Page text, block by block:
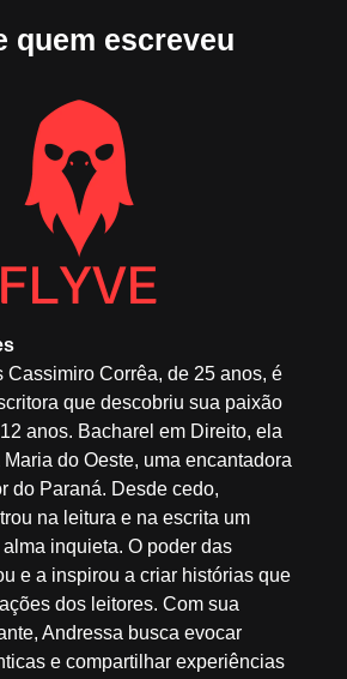
quem escreveu
Cassimiro Corrêa, de 25 anos, é
que descobriu sua paixão
anos. Bacharel em Direito, ela
do Oeste, uma encantadora
do Paraná. Desde cedo,
na leitura e na escrita um
inquieta. O poder das
e a inspirou a criar histórias que
dos leitores. Com sua
Andressa busca evocar
e compartilhar experiências